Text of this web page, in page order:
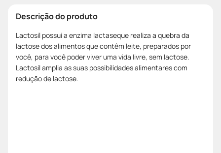
Descrição do produto
Lactosil possui a enzima lactaseque realiza a quebra da
lactose dos alimentos que contêm leite, preparados por
você, para você poder viver uma vida livre, sem lactose.
Lactosil amplia as suas possibilidades alimentares com
redução de lactose.